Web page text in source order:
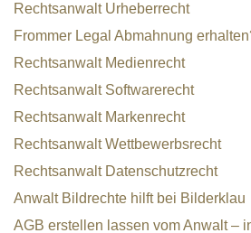
Rechtsanwalt Urheberrecht
Frommer Legal Abmahnung
Rechtsanwalt Medienrecht
Rechtsanwalt Softwarerecht
Rechtsanwalt Markenrecht
Rechtsanwalt Wettbewerbsrecht
Rechtsanwalt Datenschutzrecht
Anwalt Bildrechte hilft bei Bilderklau
AGB erstellen lassen vom Anwalt –